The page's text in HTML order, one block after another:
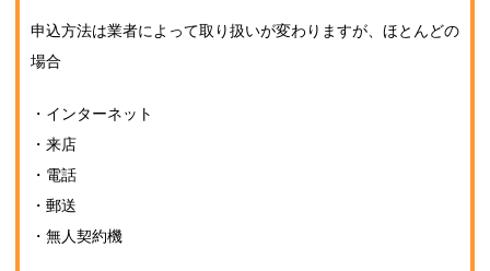
申込方法は業者によって取り扱いが変わりますが、ほとんどの
場合
・インターネット
・来店
・電話
・郵送
・無人契約機